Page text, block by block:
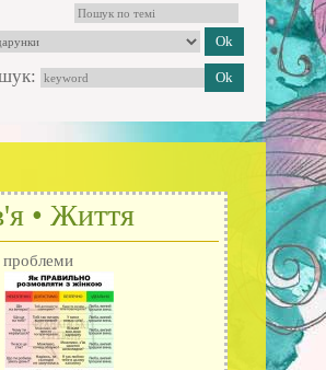
• Життя
проблеми